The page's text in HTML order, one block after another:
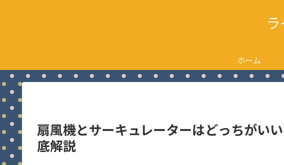
ホーム
扇風機とサーキュレーターはどっちがい
底解説